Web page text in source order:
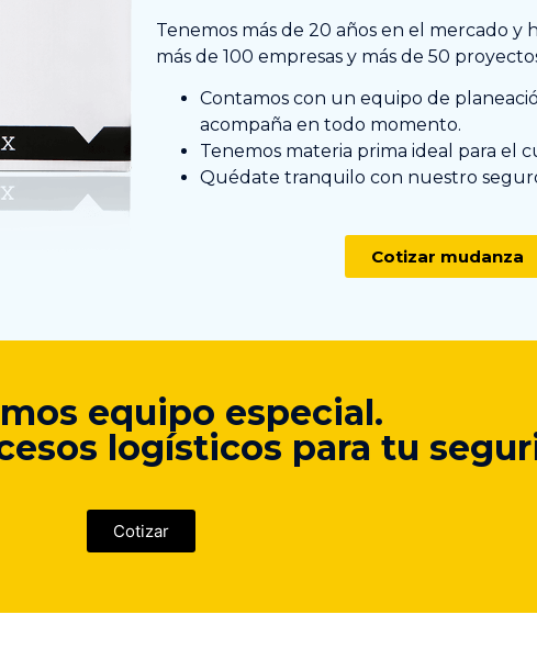
Tenemos más de 20 años en el mercado y
más de 100 empresas y más de 50
Contamos con un equipo de
acompaña en todo momento.
Tenemos materia prima ideal para el
Quédate tranquilo con nuestro
Cotizar mudanza
equipo especial.
logísticos para tu
Cotizar